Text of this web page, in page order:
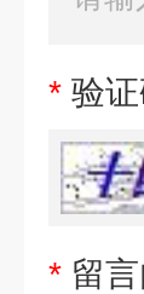
* 验证
* 留言